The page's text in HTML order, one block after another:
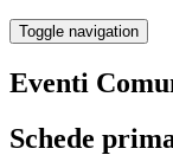
Toggle navigation
Eventi
Schede